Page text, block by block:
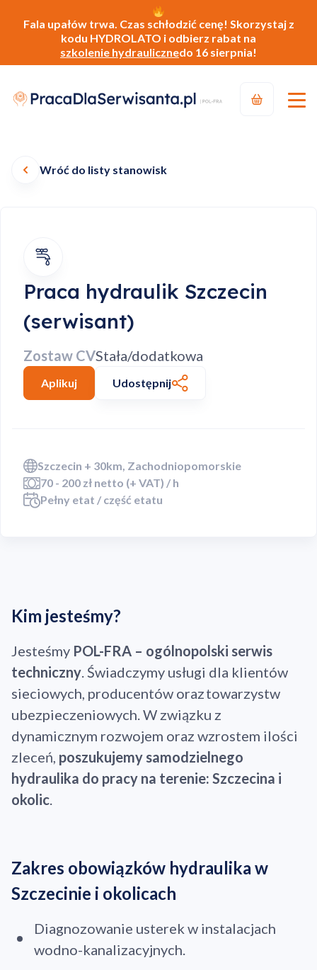
Fala upałów trwa. Czas schłodzić cenę! Skorzystaj z
kodu HYDROLATO i odbierz rabat na
szkolenie hydraulicznedo 16 sierpnia!
Wróć do listy stanowisk
Praca hydraulik Szczecin
(serwisant)
Zostaw CVStała/dodatkowa
Aplikuj Udostępnij
Szczecin + 30km, Zachodniopomorskie
70 - 200 zł netto (+ VAT) / h
Pełny etat / część etatu
Kim jesteśmy?
Jesteśmy POL-FRA – ogólnopolski serwis
techniczny. Świadczymy usługi dla klientów
sieciowych, producentów oraz towarzystw
ubezpieczeniowych. W związku z
dynamicznym rozwojem oraz wzrostem ilości
zleceń, poszukujemy samodzielnego
hydraulika do pracy na terenie: Szczecina i
okolic.
Zakres obowiązków hydraulika w
Szczecinie i okolicach
Diagnozowanie usterek w instalacjach
wodno-kanalizacyjnych.